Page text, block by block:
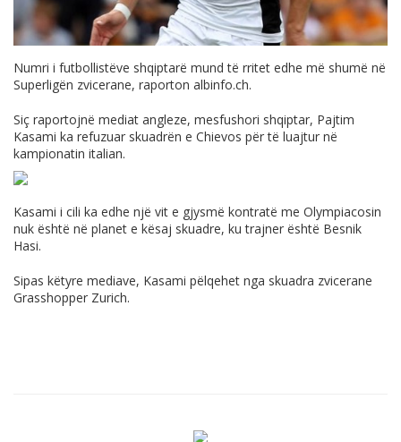
Numri i futbollistëve shqiptarë mund të rritet edhe më shumë në
Superligën zvicerane, raporton albinfo.ch.
Siç raportojnë mediat angleze, mesfushori shqiptar, Pajtim
Kasami ka refuzuar skuadrën e Chievos për të luajtur në
kampionatin italian.
Kasami i cili ka edhe një vit e gjysmë kontratë me Olympiacosin
nuk është në planet e kësaj skuadre, ku trajner është Besnik
Hasi.
Sipas këtyre mediave, Kasami pëlqehet nga skuadra zvicerane
Grasshopper Zurich.